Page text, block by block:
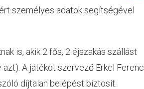
személyes adatok segítségével
is, akik 2 fős, 2 éjszakás szállást
A játékot szervező Erkel Ferenc
díjtalan belépést biztosít.